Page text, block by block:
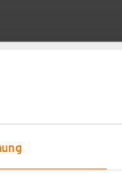
USB-Kabel